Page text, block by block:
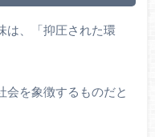
は、「抑圧された環
会を象徴するものだと